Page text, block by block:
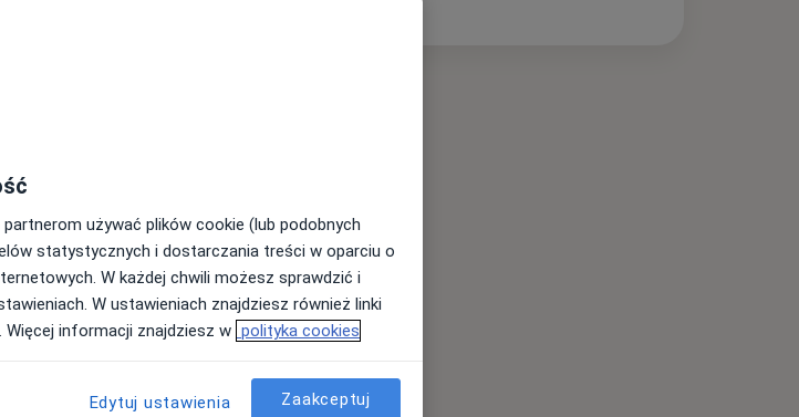
używać plików cookie (lub podobnych
statystycznych i dostarczania treści w oparciu o
W każdej chwili możesz sprawdzić i
W ustawieniach znajdziesz również linki
informacji znajdziesz w polityka cookies
Edytuj ustawienia Zaakceptuj